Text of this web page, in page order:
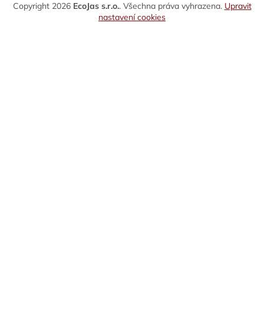
Copyright 2026 EcoJas s.r.o.. Všechna práva vyhrazena. Upravit
nastavení cookies